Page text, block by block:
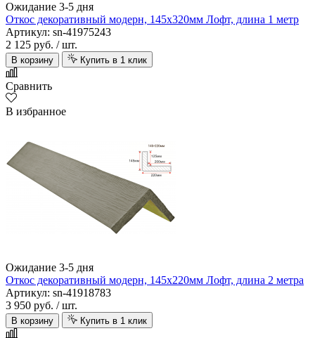
Ожидание 3-5 дня
Откос декоративный модерн, 145х320мм Лофт, длина 1 метр
Артикул: sn-41975243
2 125 руб. / шт.
В корзину Купить в 1 клик
Сравнить
В избранное
Ожидание 3-5 дня
Откос декоративный модерн, 145х220мм Лофт, длина 2 метра
Артикул: sn-41918783
3 950 руб. / шт.
В корзину Купить в 1 клик